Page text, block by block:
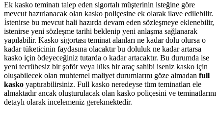
Ek kasko teminatı talep eden sigortalı müşterinin isteğine göre
mevcut hazırlanacak olan kasko poliçesine ek olarak ilave edilebilir.
İstenirse bu mevcut hali hazırda devam eden sözleşmeye eklenebilir,
istenirse yeni sözleşme tarihi beklenip yeni anlaşma sağlanarak
yapılabilir. Kasko sigortası teminat alanları ne kadar dolu olursa o
kadar tüketicinin faydasına olacaktır bu doluluk ne kadar artarsa
kasko için ödeyeceğiniz tutarda o kadar artacaktır. Bu durumda ise
yeni tecrübesiz bir şoför veya lüks bir araç sahibi iseniz kasko için
oluşabilecek olan muhtemel maliyet durumlarını göze almadan full
kasko yaptırabilirsiniz. Full kasko neredeyse tüm teminatları ele
almaktadır ancak oluşturulacak olan kasko poliçesini ve teminatlarını
detaylı olarak incelemeniz gerekmektedir.